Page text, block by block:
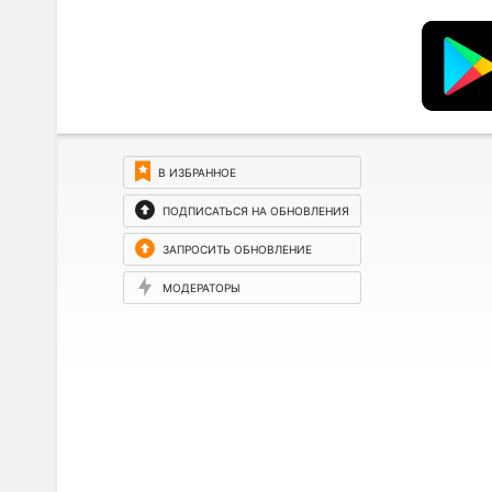
В ИЗБРАННОЕ
ПОДПИСАТЬСЯ НА ОБНОВЛЕНИЯ
ЗАПРОСИТЬ ОБНОВЛЕНИЕ
МОДЕРАТОРЫ